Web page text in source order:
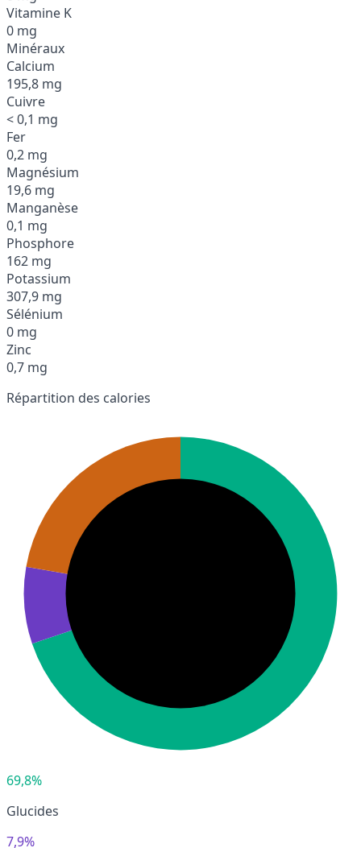
Vitamine K
0 mg
Minéraux
Calcium
195,8 mg
Cuivre
< 0,1 mg
Fer
0,2 mg
Magnésium
19,6 mg
Manganèse
0,1 mg
Phosphore
162 mg
Potassium
307,9 mg
Sélénium
0 mg
Zinc
0,7 mg
Répartition des calories
69,8%
Glucides
7,9%